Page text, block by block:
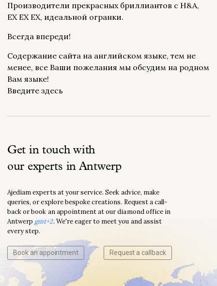
Производители прекрасных бриллиантов с H&A,
EX EX EX, идеальной огранки.
Всегда впереди!
Содержание сайта на английском языке, тем не
менее, все Ваши пожелания мы обсудим на родном
Вам языке!
Введите здесь
Get in touch with
our experts in Antwerp
Ajediam experts at your service. Seek advice, make
queries, or explore bespoke creations. Request a call-
back or book an appointment at our diamond office in
Antwerp gmt+2. We're eager to meet you and assist
every step.
Book an appointment Request a callback